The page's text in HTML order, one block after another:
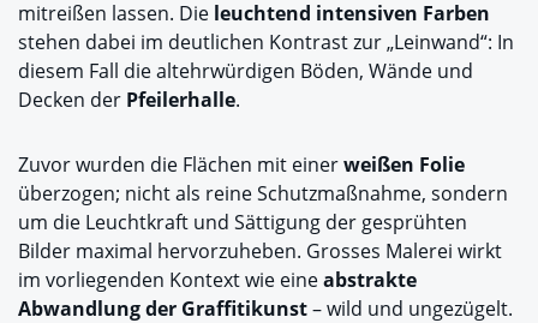
mitreißen lassen. Die leuchtend intensiven Farben
stehen dabei im deutlichen Kontrast zur „Leinwand“: In
diesem Fall die altehrwürdigen Böden, Wände und
Decken der Pfeilerhalle.
Zuvor wurden die Flächen mit einerweißen Folie
überzogen; nicht als reine Schutzmaßnahme, sondern
um die Leuchtkraft und Sättigung der gesprühten
Bilder maximal hervorzuheben. Grosses Malerei wirkt
im vorliegenden Kontext wie eineabstrakte
Abwandlung der Graffitikunst– wild und ungezügelt.